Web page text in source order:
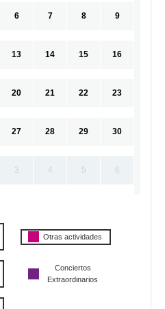
6 7 8 9
13 14 15 16
20 21 22 23
27 28 29 30
3 4 5 6
Otras actividades
Conciertos
Extraordinarios